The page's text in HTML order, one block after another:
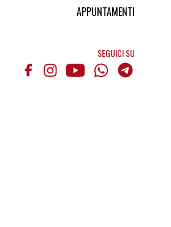
APPUNTAMENTI
SEGUICI SU